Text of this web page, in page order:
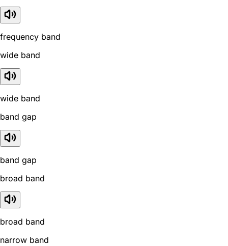
frequency band
wide band
wide band
band gap
band gap
broad band
broad band
narrow band